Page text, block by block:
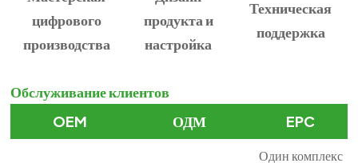
цифрового
производства
продукта и
настройка
Техническая
поддержка
Обслуживание клиентов
OEM
ОДМ EPC
Один комплекс